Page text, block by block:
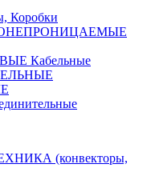
Коробки
Кабельные
(конвекторы,